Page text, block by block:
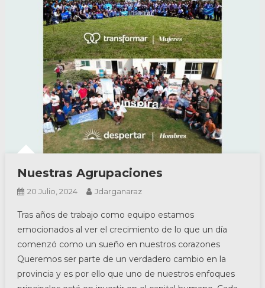
Nuestras Agrupaciones
20 Julio, 2024 Jdarganaraz
Tras años de trabajo como equipo estamos
emocionados al ver el crecimiento de lo que un día
comenzó como un sueño en nuestros corazones
Queremos ser parte de un verdadero cambio en la
provincia y es por ello que uno de nuestros enfoques